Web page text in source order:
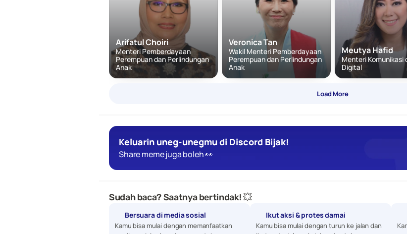
Arifatul Choiri
Menteri Pemberdayaan
Perempuan dan Perlindungan
Anak
Veronica Tan
Wakil Menteri Pemberdayaan
Perempuan dan Perlindungan
Anak
Meutya Hafid
Menteri Komunikasi
Digital
Load More
Keluarin uneg-unegmu di Discord Bijak!
Share meme juga boleh 👀
Sudah baca? Saatnya bertindak! 💥
Bersuara di media sosial
Kamu bisa mulai dengan memanfaatkan
Ikut aksi & protes damai
Kamu bisa mulai dengan turun ke jalan dan